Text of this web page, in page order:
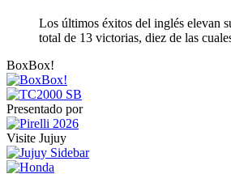
Los últimos éxitos del inglés elevan
total de 13 victorias, diez de las
BoxBox!
Presentado por
Visite Jujuy